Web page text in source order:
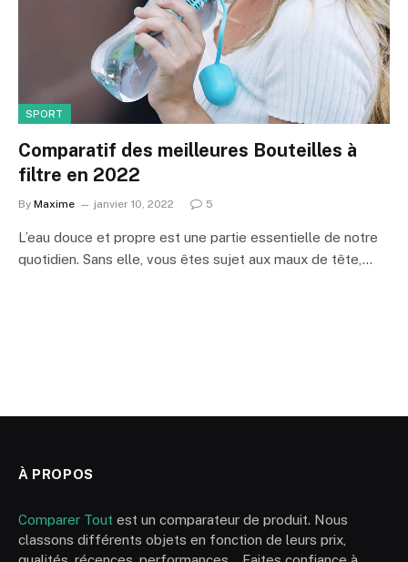
SPORT
Comparatif des meilleures Bouteilles à
filtre en 2022
By Maxime janvier 10, 2022 5
L’eau douce et propre est une partie essentielle de notre
quotidien. Sans elle, vous êtes sujet aux maux de tête,…
À PROPOS
Comparer Tout est un comparateur de produit. Nous
classons différents objets en fonction de leurs prix,